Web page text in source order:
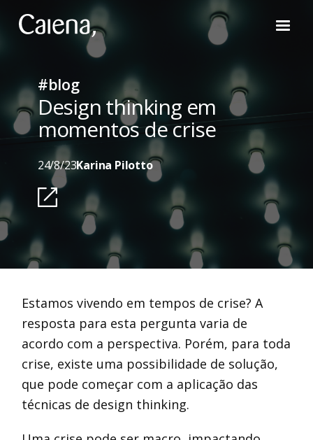
#blog
Design thinking em
momentos de crise
24/8/23Karina Pilotto
Estamos vivendo em tempos de crise? A
resposta para esta pergunta varia de
acordo com a perspectiva. Porém, para toda
crise, existe uma possibilidade de solução,
que pode começar com a aplicação das
técnicas de design thinking.